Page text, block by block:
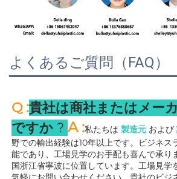
よくあるご質問（FAQ）
Q :貴社は商社またはメー
ですか ? A :私たちは 製造元 および
野での輸出経験は10年以上です。ビジネス
能であり、工場見学のお手配も喜んで承り
国浙江省寧波に位置しています。工場見学